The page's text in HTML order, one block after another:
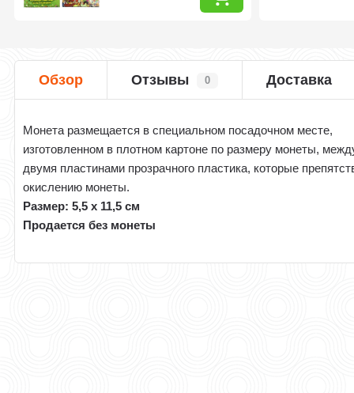
Обзор Отзывы 0 Доставка
Монета размещается в специальном посадочном месте,
изготовленном в плотном картоне по размеру монеты,
двумя пластинами прозрачного пластика, которые
окислению монеты.
Размер: 5,5 х 11,5 см
Продается без монеты